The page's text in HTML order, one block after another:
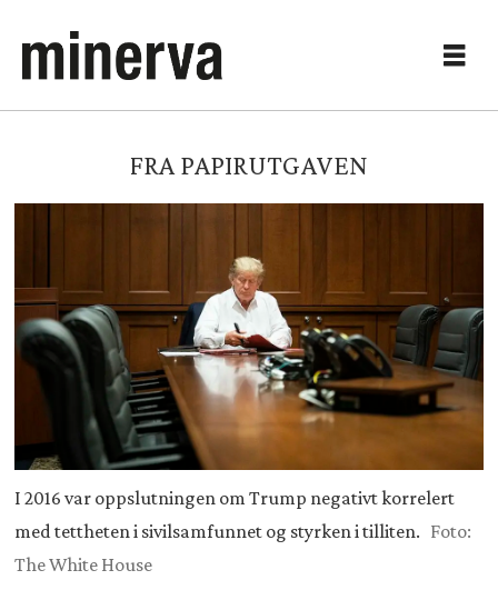
FRA PAPIRUTGAVEN
I 2016 var oppslutningen om Trump negativt korrelert
med tettheten i sivilsamfunnet og styrken i tilliten. Foto:
The White House